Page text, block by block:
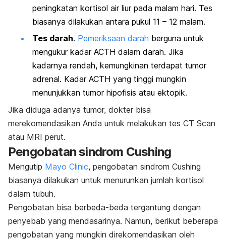
peningkatan kortisol air liur pada malam hari. Tes
biasanya dilakukan antara pukul 11 – 12 malam.
Tes darah. Pemeriksaan darah berguna untuk
mengukur kadar ACTH dalam darah. Jika
kadarnya rendah, kemungkinan terdapat tumor
adrenal. Kadar ACTH yang tinggi mungkin
menunjukkan tumor hipofisis atau ektopik.
Jika diduga adanya tumor, dokter bisa
merekomendasikan Anda untuk melakukan tes CT Scan
atau MRI perut.
Pengobatan sindrom Cushing
Mengutip Mayo Clinic, pengobatan sindrom Cushing
biasanya dilakukan untuk menurunkan jumlah kortisol
dalam tubuh.
Pengobatan bisa berbeda-beda tergantung dengan
penyebab yang mendasarinya. Namun, berikut beberapa
pengobatan yang mungkin direkomendasikan oleh